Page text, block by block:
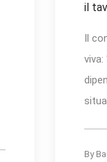
il
Il
By